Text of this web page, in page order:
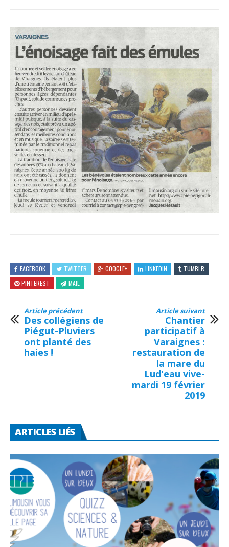
FACEBOOK TWITTER GOOGLE+ LINKEDIN
TUMBLR
PINTEREST
MAIL
Article précédent
Des collégiens de
Piégut-Pluviers
ont planté des
haies !
Article suivant
Chantier
participatif à
Varaignes :
restauration de
la mare du
Lud'eau vive-
mardi 19 février
2019
ARTICLES LIÉS